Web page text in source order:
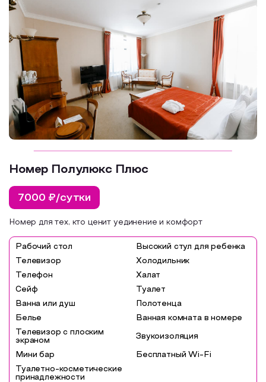
Номер Полулюкс Плюс
7000 ₽/сутки
Номер для тех, кто ценит уединение и комфорт
Рабочий стол
Высокий стул для ребенка
Телевизор
Холодильник
Телефон
Халат
Сейф
Туалет
Ванна или душ
Полотенца
Белье
Ванная комната в номере
Телевизор с плоским
экраном
Звукоизоляция
Мини бар
Бесплатный Wi-Fi
Туалетно-косметические
принадлежности